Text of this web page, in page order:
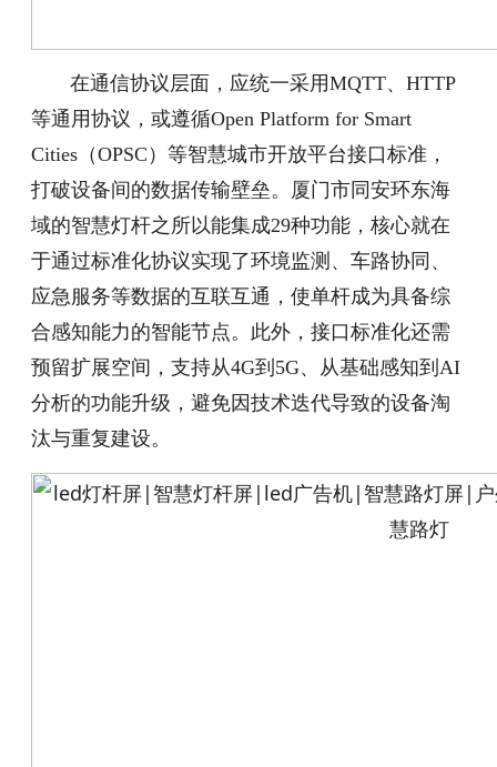
在通信协议层面，应统一采用MQTT、HTTP
等通用协议，或遵循Open Platform for Smart
Cities（OPSC）等智慧城市开放平台接口标准，
打破设备间的数据传输壁垒。厦门市同安环东海
域的智慧灯杆之所以能集成29种功能，核心就在
于通过标准化协议实现了环境监测、车路协同、
应急服务等数据的互联互通，使单杆成为具备综
合感知能力的智能节点。此外，接口标准化还需
预留扩展空间，支持从4G到5G、从基础感知到AI
分析的功能升级，避免因技术迭代导致的设备淘
汰与重复建设。